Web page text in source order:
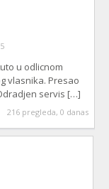
u odlicnom
vlasnika. Presao
servis […]
216 pregleda, 0 danas